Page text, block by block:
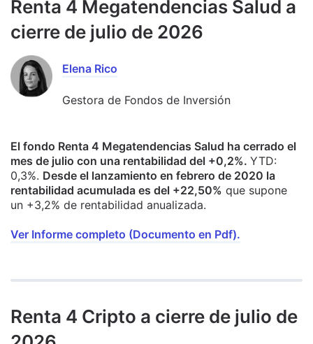
Renta 4 Megatendencias Salud a
cierre de julio de 2026
Elena Rico
Gestora de Fondos de Inversión
El fondo Renta 4 Megatendencias Salud ha cerrado el
mes de julio con una rentabilidad del +0,2%. YTD:
0,3%. Desde el lanzamiento en febrero de 2020 la
rentabilidad acumulada es del +22,50% que supone
un +3,2% de rentabilidad anualizada.
Ver Informe completo (Documento en Pdf).
Renta 4 Cripto a cierre de julio de